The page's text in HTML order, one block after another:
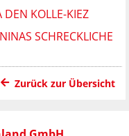
DEN KOLLE-KIEZ
SCHRECKLICHE
Zurück zur Übersicht